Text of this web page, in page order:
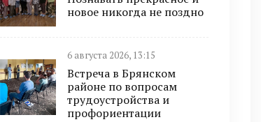
новое никогда не поздно
6 августа 2026, 13:15
Встреча в Брянском
районе по вопросам
трудоустройства и
профориентации